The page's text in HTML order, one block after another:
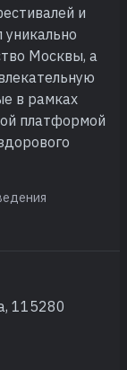
и
уникально
Москвы, а
в рамках
платформой
115280